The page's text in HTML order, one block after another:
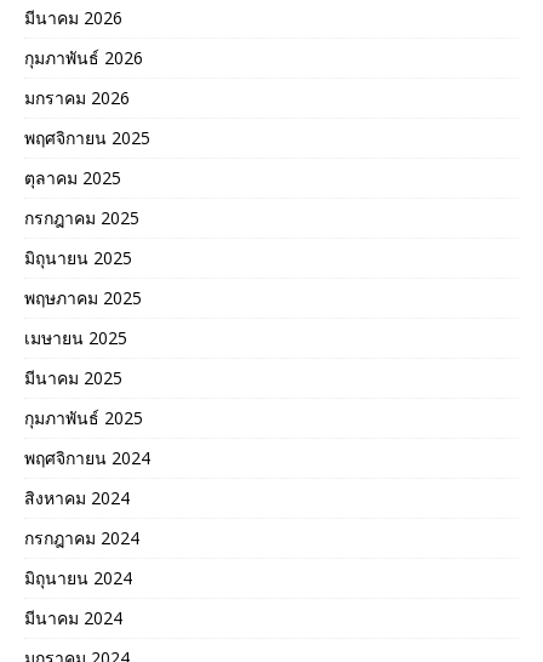
มีนาคม 2026
กุมภาพันธ์ 2026
มกราคม 2026
พฤศจิกายน 2025
ตุลาคม 2025
กรกฎาคม 2025
มิถุนายน 2025
พฤษภาคม 2025
เมษายน 2025
มีนาคม 2025
กุมภาพันธ์ 2025
พฤศจิกายน 2024
สิงหาคม 2024
กรกฎาคม 2024
มิถุนายน 2024
มีนาคม 2024